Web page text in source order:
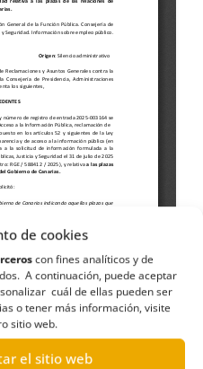
de cookies
con fines analíticos y de
A continuación, puede aceptar
cuál de ellas pueden ser
o tener más información, visite
sitio web.
el sitio web